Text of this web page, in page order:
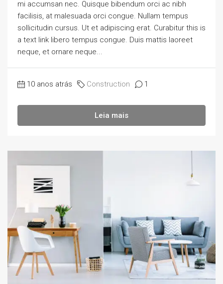
mi accumsan nec. Quisque bibendum orci ac nibh
facilisis, at malesuada orci congue. Nullam tempus
sollicitudin cursus. Ut et adipiscing erat. Curabitur this is
a text link libero tempus congue. Duis mattis laoreet
neque, et ornare neque...
10 anos atrás Construction 1
Leia mais